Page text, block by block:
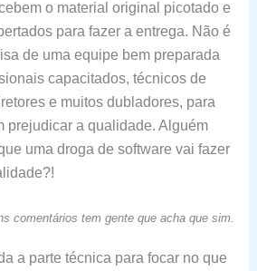
o material original picotado e
para fazer a entrega. Não é
de uma equipe bem preparada
capacitados, técnicos de
e muitos dubladores, para
prejudicar a qualidade. Alguém
uma droga de software vai fazer
comentários tem gente que acha que sim.
a parte técnica para focar no que